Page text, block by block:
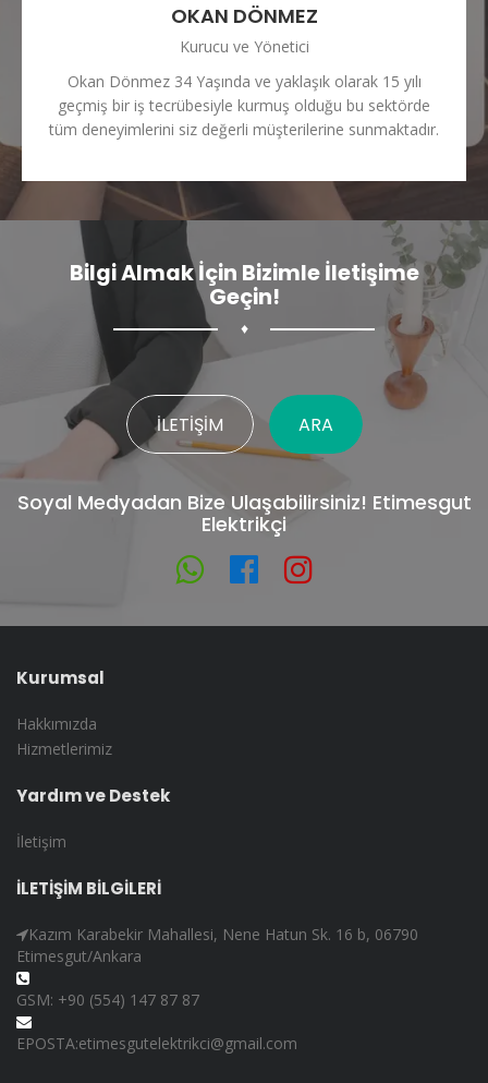
OKAN DÖNMEZ
Kurucu ve Yönetici
Okan Dönmez 34 Yaşında ve yaklaşık olarak 15 yılı
geçmiş bir iş tecrübesiyle kurmuş olduğu bu sektörde
tüm deneyimlerini siz değerli müşterilerine sunmaktadır.
Bilgi Almak İçin Bizimle İletişime
Geçin!
♦
İLETIŞIM ARA
Soyal Medyadan Bize Ulaşabilirsiniz! Etimesgut
Elektrikçi
Kurumsal
Hakkımızda
Hizmetlerimiz
Yardım ve Destek
İletişim
İLETİŞİM BİLGİLERİ
Kazım Karabekir Mahallesi, Nene Hatun Sk. 16 b, 06790
Etimesgut/Ankara
GSM: +90 (554) 147 87 87
EPOSTA:etimesgutelektrikci@gmail.com